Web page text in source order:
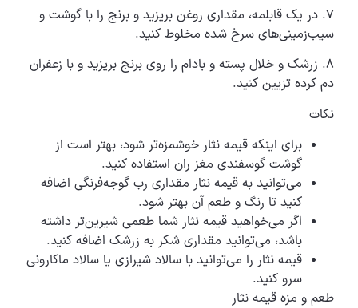
۷. در یک قابلمه، مقداری روغن بریزید و برنج را با گوشت و
سیب‌زمینی‌های سرخ شده مخلوط کنید.
۸. زرشک و خلال پسته و بادام را روی برنج بریزید و با زعفران
دم کرده تزیین کنید.
نکات
برای اینکه قیمه نثار خوشمزه‌تر شود، بهتر است از
گوشت گوسفندی مغز ران استفاده کنید.
می‌توانید به قیمه نثار مقداری رب گوجه‌فرنگی اضافه
کنید تا رنگ و طعم آن بهتر شود.
اگر می‌خواهید قیمه نثار شما طعمی شیرین‌تر داشته
باشد، می‌توانید مقداری شکر به زرشک اضافه کنید.
قیمه نثار را می‌توانید با سالاد شیرازی یا سالاد ماکارونی
سرو کنید.
طعم و مزه قیمه نثار